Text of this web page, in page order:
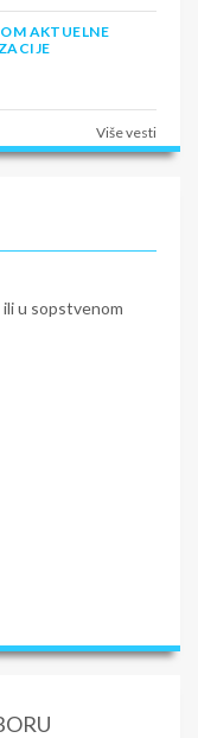
AKTUELNE
Više vesti
u sopstvenom